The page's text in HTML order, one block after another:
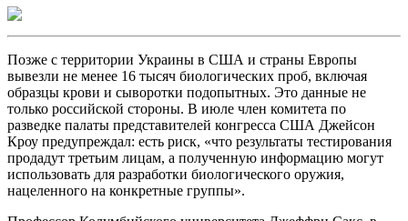
Позже с территории Украины в США и страны Европы
вывезли не менее 16 тысяч биологических проб, включая
образцы крови и сыворотки подопытных. Это данные не
только российской стороны. В июле член комитета по
разведке палаты представителей конгресса США Джейсон
Кроу предупреждал: есть риск, «что результаты тестирования
продадут третьим лицам, а полученную информацию могут
использовать для разработки биологического оружия,
нацеленного на конкретные группы».